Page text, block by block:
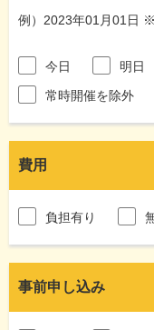
例）2023年01月01日 ※
今日 明日
常時開催を除外
費用
負担有り
事前申し込み